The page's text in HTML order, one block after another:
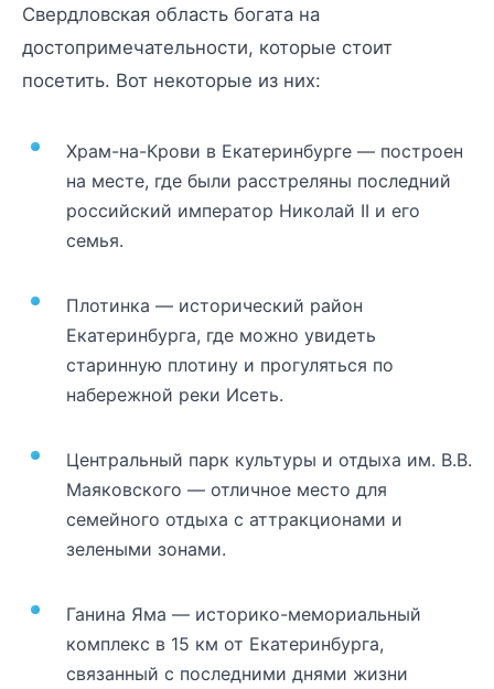
Свердловская область богата на
достопримечательности, которые стоит
посетить. Вот некоторые из них:
Храм-на-Крови в Екатеринбурге — построен
на месте, где были расстреляны последний
российский император Николай II и его
семья.
Плотинка — исторический район
Екатеринбурга, где можно увидеть
старинную плотину и прогуляться по
набережной реки Исеть.
Центральный парк культуры и отдыха им. В.В.
Маяковского — отличное место для
семейного отдыха с аттракционами и
зелеными зонами.
Ганина Яма — историко-мемориальный
комплекс в 15 км от Екатеринбурга,
связанный с последними днями жизни